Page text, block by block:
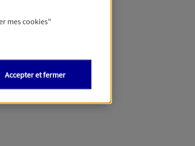
mes cookies"
Accepter et fermer